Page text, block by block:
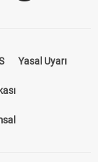
Yasal Uyarı